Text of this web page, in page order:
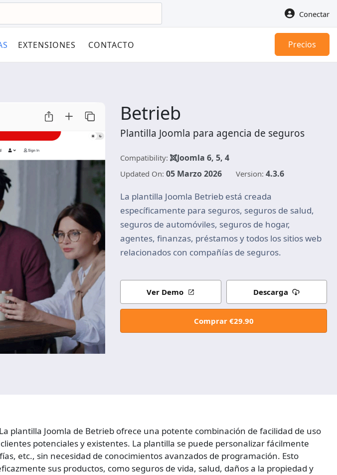
Conectar
EXTENSIONES CONTACTO Precios
Betrieb
Plantilla Joomla para agencia de seguros
Compatibility: Joomla 6, 5, 4
Updated On:05 Marzo 2026 Version:4.3.6
La plantilla Joomla Betrieb está creada
específicamente para seguros, seguros de salud,
seguros de automóviles, seguros de hogar,
agentes, finanzas, préstamos y todos los sitios web
relacionados con compañías de seguros.
Ver Demo Descarga
Comprar €29.90
plantilla Joomla de Betrieb ofrece una potente combinación de facilidad de uso
potenciales y existentes. La plantilla se puede personalizar fácilmente
etc., sin necesidad de conocimientos avanzados de programación. Esto
sus productos, como seguros de vida, salud, daños a la propiedad y